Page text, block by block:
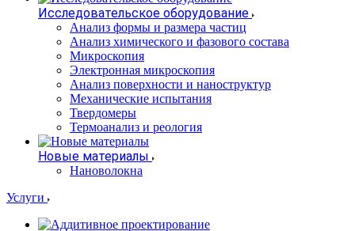
Исследовательское оборудование
Анализ формы и размера частиц
Анализ химического и фазового состава
Микроскопия
Электронная микроскопия
Анализ поверхности и наноструктур
Механические испытания
Твердомеры
Термоанализ и реология
Новые материалы
Нановолокна
Услуги